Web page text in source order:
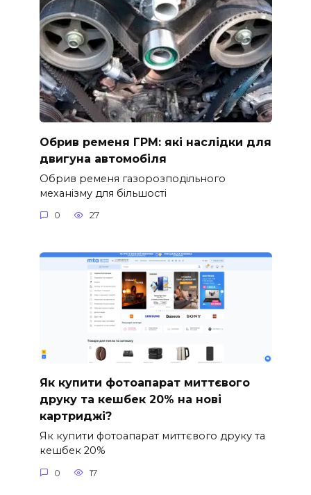
Обрив ременя ГРМ: які наслідки для
двигуна автомобіля
Обрив ременя газорозподільного
механізму для більшості
0 27
Як купити фотоапарат миттєвого
друку та кешбек 20% на нові
картриджі?
Як купити фотоапарат миттєвого друку та
кешбек 20%
0 17